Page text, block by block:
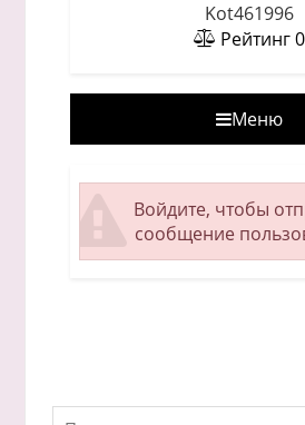
Kot461996
Рейтинг0
Меню
Войдите, чтобы
сообщение
Найти: